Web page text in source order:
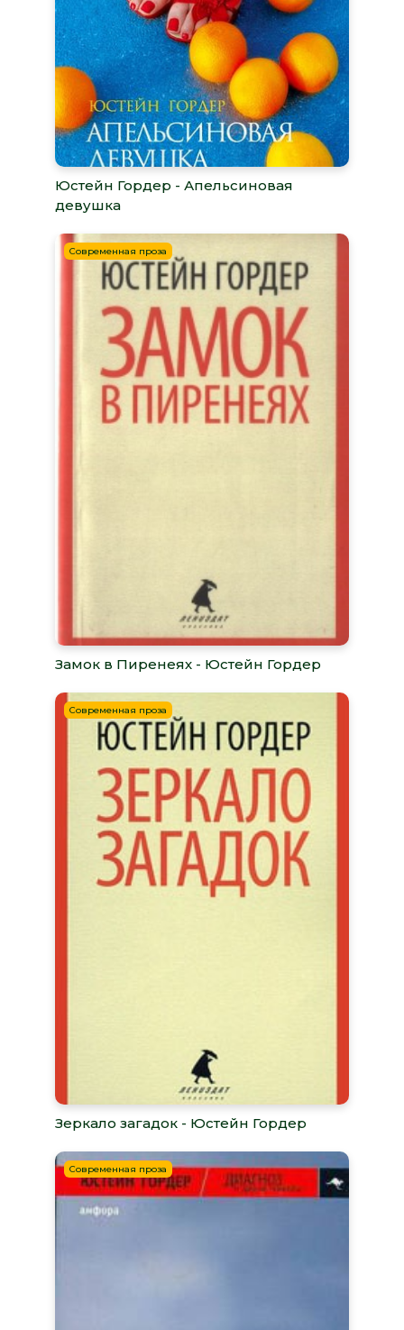
Юстейн Гордер - Апельсиновая
девушка
Современная проза
Замок в Пиренеях - Юстейн Гордер
Современная проза
Зеркало загадок - Юстейн Гордер
Современная проза